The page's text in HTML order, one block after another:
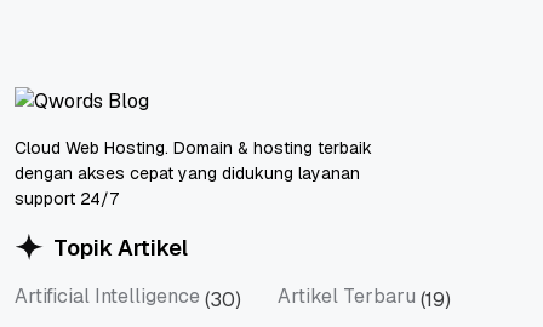
Cloud Web Hosting. Domain & hosting terbaik
dengan akses cepat yang didukung layanan
support 24/7
Topik Artikel
Artificial Intelligence (30) Artikel Terbaru (19)